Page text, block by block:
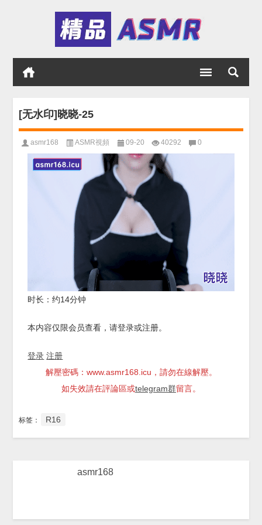
[无水印]晓晓-25
asmr168 ASMR視頻 09-20 40292 0
时长：约14分钟
本内容仅限会员查看，请登录或注册。
登录 注册
解壓密碼：www.asmr168.icu，請勿在線解壓。
如失效請在評論區或telegram群留言。
标签： R16
asmr168